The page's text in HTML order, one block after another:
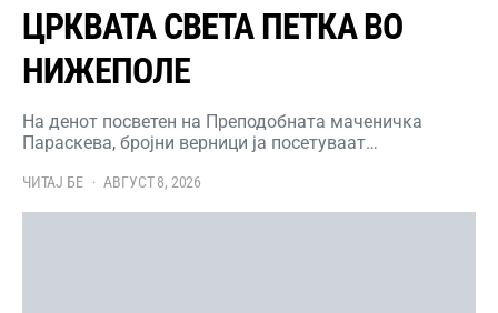
ЦРКВАТА СВЕТА ПЕТКА ВО
НИЖЕПОЛЕ
На денот посветен на Преподобната маченичка
Параскева, бројни верници ја посетуваат…
ЧИТАЈ БЕ АВГУСТ 8, 2026